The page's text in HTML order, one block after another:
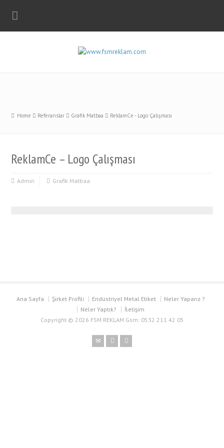
Home Referanslar Grafik Matbaa ReklamCe - Logo Çalışması
ReklamCe – Logo Çalışması
Admin Grafik Matbaa
Ana Sayfa Şirket Profili Endüstriyel Metal Etiket
Neler Yaparız ?
Neler Yaptık?
İletişim
Copyright © 2026 FSM REKLAM Gsm: 0532 211 42 05